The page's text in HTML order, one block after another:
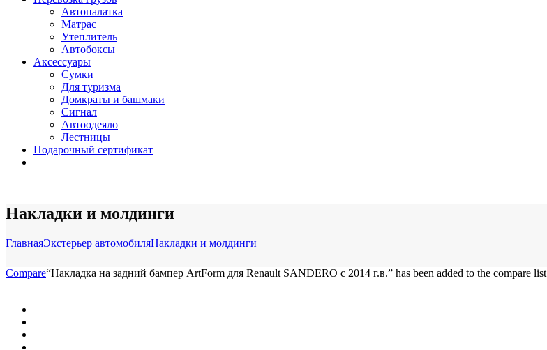
Автопалатка
Матрас
Утеплитель
Автобоксы
Аксессуары
Сумки
Для туризма
Домкраты и башмаки
Сигнал
Автоодеяло
Лестницы
Подарочный сертификат
Накладки и молдинги
ГлавнаяЭкстерьер автомобиляНакладки и молдинги
Compare“Накладка на задний бампер ArtForm для Renault SANDERO с 2014 г.в.” has been added to the compare list